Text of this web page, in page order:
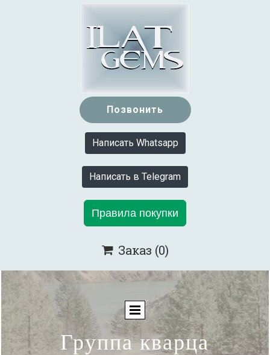
Позвонить
Написать Whatsapp
Написать в Telegram
Правила покупки
 Заказ (0)
Группа кварца